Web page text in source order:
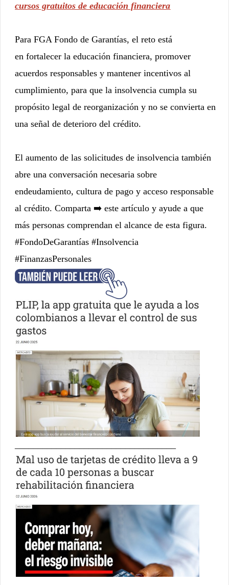
cursos gratuitos de educación financiera
Para FGA Fondo de Garantías, el reto está
enfortalecer la educación financiera, promover
acuerdos responsables y mantener incentivos al
cumplimiento, para que la insolvencia cumpla su
propósito legal de reorganización y no se convierta en
una señal de deterioro del crédito.
El aumento de las solicitudes de insolvencia también
abre una conversación necesaria sobre
endeudamiento, cultura de pago y acceso responsable
al crédito. Comparta ➡️ este artículo y ayude a que
más personas comprendan el alcance de esta figura.
#FondoDeGarantías #Insolvencia
#FinanzasPersonales